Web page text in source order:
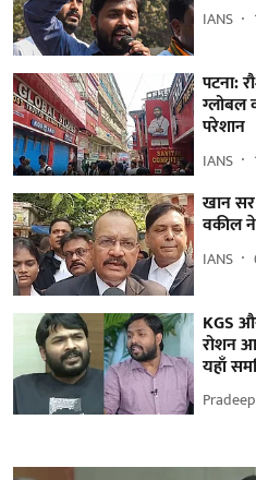
IANS
पटना:
ग्लोबल
परेशान
IANS
खान सर
वकील
IANS
KGS
रोशन
यहाँ